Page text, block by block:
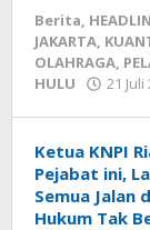
Berita,
JAKARTA,
OLAHRAGA,
HULU
21 Juli
Ketua KNPI
Pejabat ini,
Semua Jalan
Hukum Tak